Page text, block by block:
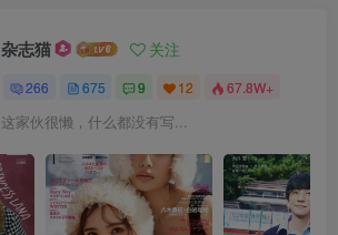
杂志猫 关注
266 675 9 12 67.8W+
这家伙很懒，什么都没有写...